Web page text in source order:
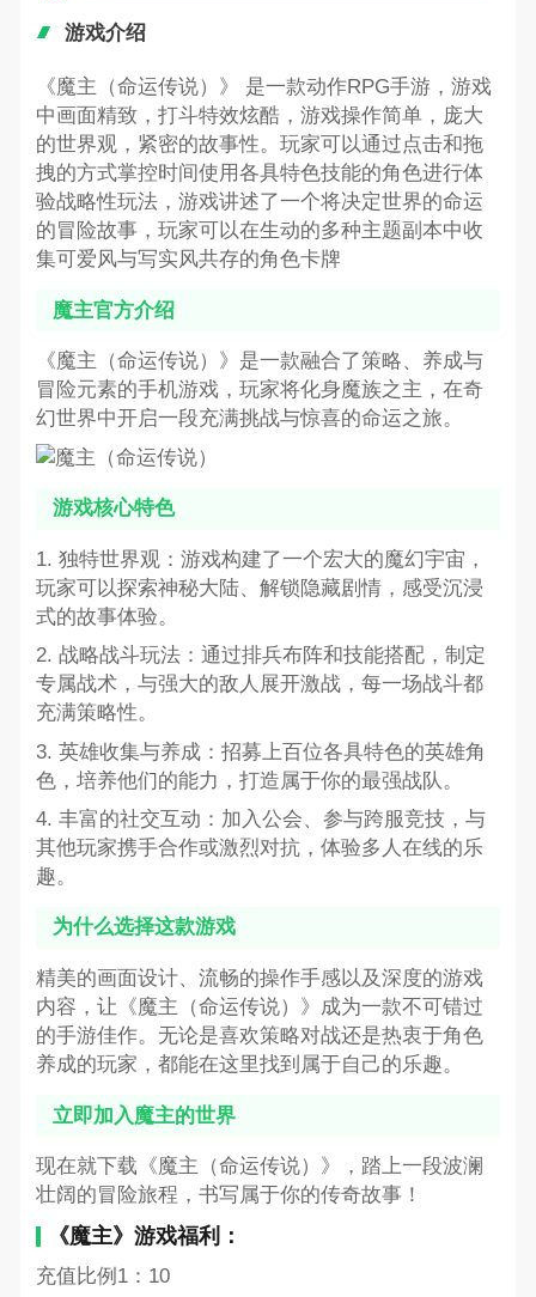
游戏介绍
《魔主（命运传说）》 是一款动作RPG手游，游戏
中画面精致，打斗特效炫酷，游戏操作简单，庞大
的世界观，紧密的故事性。玩家可以通过点击和拖
拽的方式掌控时间使用各具特色技能的角色进行体
验战略性玩法，游戏讲述了一个将决定世界的命运
的冒险故事，玩家可以在生动的多种主题副本中收
集可爱风与写实风共存的角色卡牌
魔主官方介绍
《魔主（命运传说）》是一款融合了策略、养成与
冒险元素的手机游戏，玩家将化身魔族之主，在奇
幻世界中开启一段充满挑战与惊喜的命运之旅。
游戏核心特色
1. 独特世界观：游戏构建了一个宏大的魔幻宇宙，
玩家可以探索神秘大陆、解锁隐藏剧情，感受沉浸
式的故事体验。
2. 战略战斗玩法：通过排兵布阵和技能搭配，制定
专属战术，与强大的敌人展开激战，每一场战斗都
充满策略性。
3. 英雄收集与养成：招募上百位各具特色的英雄角
色，培养他们的能力，打造属于你的最强战队。
4. 丰富的社交互动：加入公会、参与跨服竞技，与
其他玩家携手合作或激烈对抗，体验多人在线的乐
趣。
为什么选择这款游戏
精美的画面设计、流畅的操作手感以及深度的游戏
内容，让《魔主（命运传说）》成为一款不可错过
的手游佳作。无论是喜欢策略对战还是热衷于角色
养成的玩家，都能在这里找到属于自己的乐趣。
立即加入魔主的世界
现在就下载《魔主（命运传说）》，踏上一段波澜
壮阔的冒险旅程，书写属于你的传奇故事！
《魔主》游戏福利：
充值比例1：10